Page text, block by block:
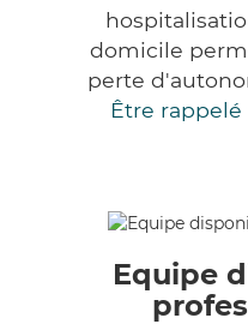
domicile
perte
Être
Equipe